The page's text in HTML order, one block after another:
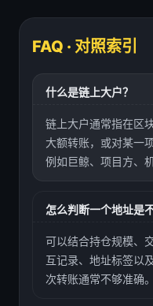
FAQ · 对照索引
什么是链上大户？
链上大户通常指在区
大额转账，或对某一
例如巨鲸、项目方、
怎么判断一个地址是
可以结合持仓规模、
互记录、地址标签以
次转账通常不够准确。